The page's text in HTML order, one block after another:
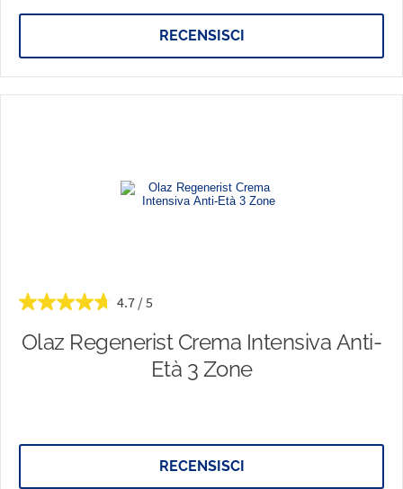
RECENSISCI
4.7
Olaz Regenerist Crema Intensiva Anti-
Età 3 Zone
RECENSISCI